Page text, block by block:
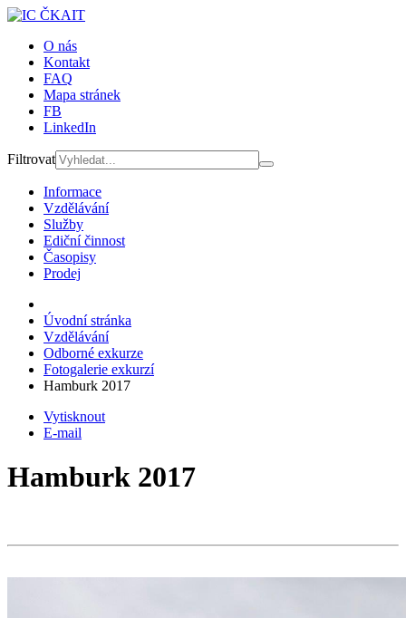
O nás
Kontakt
FAQ
Mapa stránek
FB
LinkedIn
Filtrovat
Informace
Vzdělávání
Služby
Ediční činnost
Časopisy
Prodej
Úvodní stránka
Vzdělávání
Odborné exkurze
Fotogalerie exkurzí
Hamburk 2017
Vytisknout
E-mail
Hamburk 2017